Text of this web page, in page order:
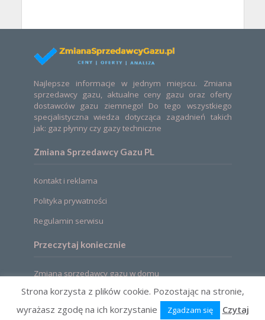
Najlepsze informacje w jednym miejscu. Zmiana
sprzedawcy gazu, aktualne ceny gazu oraz oferty
dostawców gazu ziemnego! Do tego wszystkiego
specjalistyczna wiedza dotycząca zagadnień takich
jak: gaz płynny czy gazy techniczne
Zmiana Sprzedawcy Gazu PL
Kontakt i reklama
Polityka prywatności
Regulamin serwisu
Przeczytaj koniecznie
Zmiana sprzedawcy gazu w domu
2021 © Zmiana sprzedawcy gazu. Ceny, oferty,
Strona korzysta z plików cookie. Pozostając na stronie,
wyrażasz zgodę na ich korzystanie
Zgadzam się Czytaj